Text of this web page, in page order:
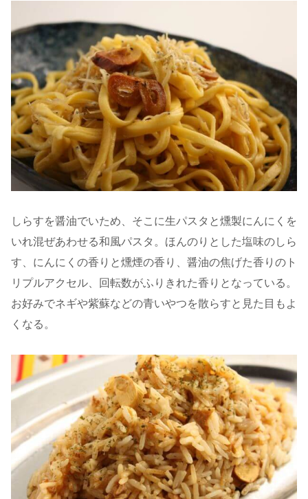
しらすを醤油でいため、そこに生パスタと燻製にんにくを
いれ混ぜあわせる和風パスタ。ほんのりとした塩味のしら
す、にんにくの香りと燻煙の香り、醤油の焦げた香りのト
リプルアクセル、回転数がふりきれた香りとなっている。
お好みでネギや紫蘇などの青いやつを散らすと見た目もよ
くなる。